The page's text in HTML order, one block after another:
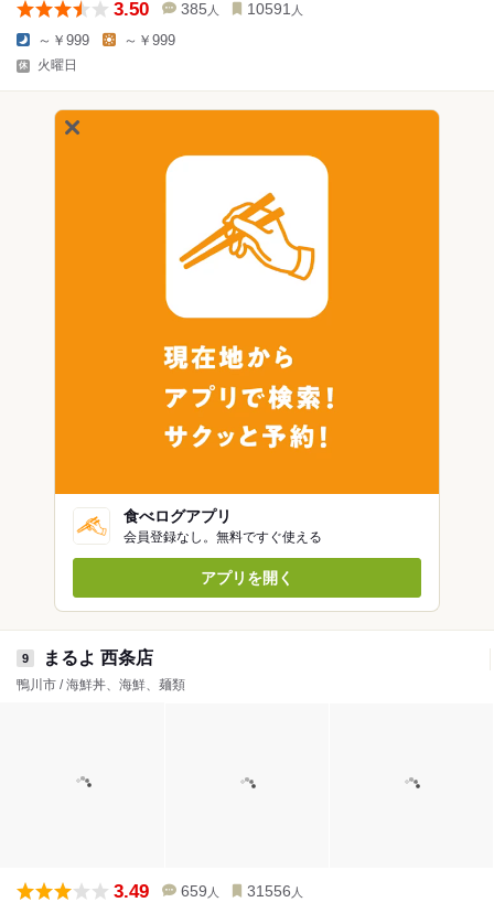
3.50 385 人 10591 人
～￥999 ～￥999
火曜日
食べログアプリ
会員登録なし。無料ですぐ使える
アプリを開く
9 まるよ 西条店
鴨川市 / 海鮮丼、海鮮、麺類
3.49 659 人 31556 人